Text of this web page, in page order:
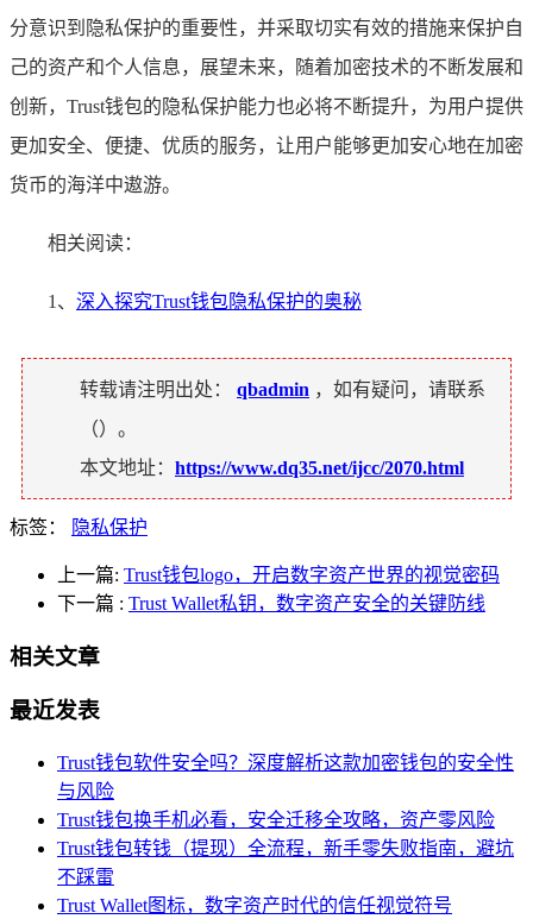
分意识到隐私保护的重要性，并采取切实有效的措施来保护自
己的资产和个人信息，展望未来，随着加密技术的不断发展和
创新，Trust钱包的隐私保护能力也必将不断提升，为用户提供
更加安全、便捷、优质的服务，让用户能够更加安心地在加密
货币的海洋中遨游。
相关阅读：
1、 深入探究Trust钱包隐私保护的奥秘
转载请注明出处： qbadmin ，如有疑问，请联系
（）。
本文地址： https://www.dq35.net/ijcc/2070.html
标签： 隐私保护
上一篇: Trust钱包logo，开启数字资产世界的视觉密码
下一篇 : Trust Wallet私钥，数字资产安全的关键防线
相关文章
最近发表
Trust钱包软件安全吗？深度解析这款加密钱包的安全性
与风险
Trust钱包换手机必看，安全迁移全攻略，资产零风险
Trust钱包转钱（提现）全流程，新手零失败指南，避坑
不踩雷
Trust Wallet图标，数字资产时代的信任视觉符号